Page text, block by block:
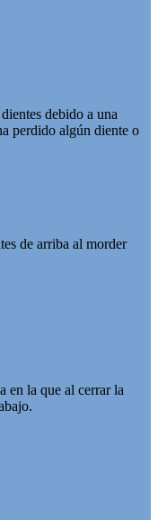
debido a una
perdido algún diente o
de arriba al morder
en la que al cerrar la